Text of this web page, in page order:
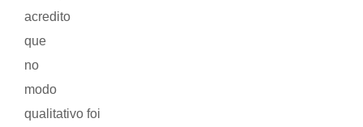
acredito
que
no
modo
qualitativo foi